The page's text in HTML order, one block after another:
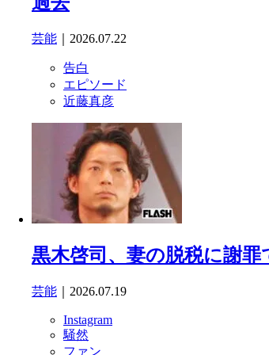
芸能 ｜2026.07.22
告白
エピソード
近藤真彦
黒木啓司、妻の脱税に謝
芸能 ｜2026.07.19
Instagram
騒然
ファン